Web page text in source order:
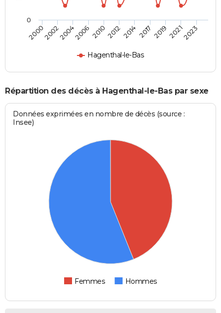
Hagenthal-le-Bas
2000200220042006201020122014 2017 201920212023
0
Répartition des décès à Hagenthal-le-Bas par sexe
Données exprimées en nombre de décès (source :
Insee)
Femmes Hommes